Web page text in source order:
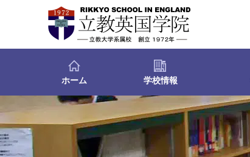
ホーム 学校情報